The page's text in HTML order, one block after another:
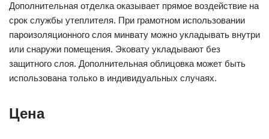
Дополнительная отделка оказывает прямое воздействие на
срок службы утеплителя. При грамотном использовании
пароизоляционного слоя минвату можно укладывать внутри
или снаружи помещения. Эковату укладывают без
защитного слоя. Дополнительная облицовка может быть
использована только в индивидуальных случаях.
Цена